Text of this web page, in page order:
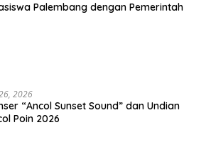
Palembang dengan Pemerintah
2026
“Ancol Sunset Sound” dan Undian
Poin 2026